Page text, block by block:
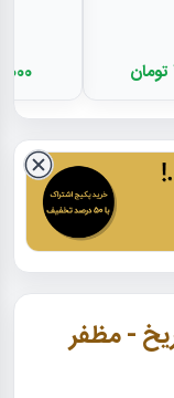
31 - دو تاریخ - مظفر